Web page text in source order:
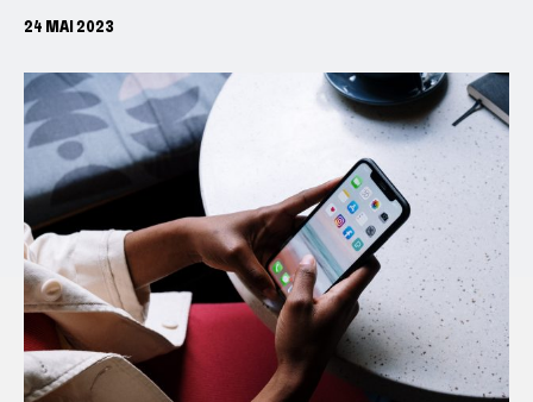
24 MAI 2023